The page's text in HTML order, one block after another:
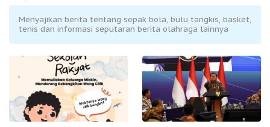
Menyajikan berita tentang sepak bola, bulu tangkis, basket,
tenis dan informasi seputaran berita olahraga lainnya